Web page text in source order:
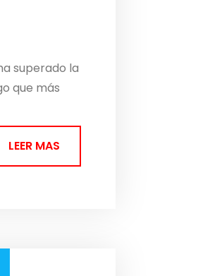
superado la
que más
LEER MAS